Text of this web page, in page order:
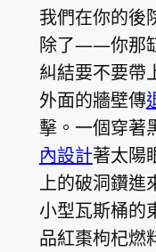
我們在你的後
除了——你那
糾結要不要帶
外面的牆壁傳
擊。一個穿著
內設計著太陽
上的破洞鑽進
小型瓦斯桶的
品紅棗枸杞